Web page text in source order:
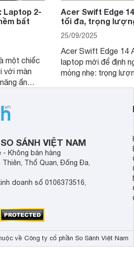
Laptop 2-
bất
một chiếc
với màn
ấn
biến nó trở
tiền
Acer Swift Edge
tối đa, trọng
25/09/2025
Acer Swift Edge 14
laptop mới để định
mỏng nhẹ: trọng
năng AI hàng đầu,
SÁNH VIỆT NAM
- Không bán hàng
Thổ Quan, Đống Đa,
doanh số 0106373516,
về Công ty cổ phần So Sánh Việt Nam